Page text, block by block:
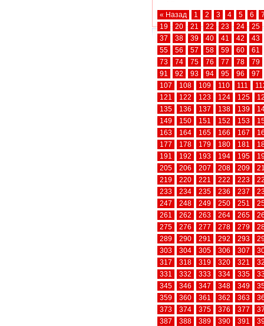
« Назад 1 2 3 4 5 6
19
20 21 22 23 24
25
37
38 39 40 41 42
43
55
56 57 58 59 60
61
73
74 75 76 77 78
79
91
92 93 94 95 96
97
107
108 109 110 111
121
122 123 124 125
135
136 137 138 139
149
150 151 152 153
163
164 165 166 167
177
178 179 180 181
191
192 193 194 195
205
206 207 208 209
219
220 221 222 223
233
234 235 236 237
247
248 249 250 251
261
262 263 264 265
275
276 277 278 279
289
290 291 292 293
303
304 305 306 307
317
318 319 320 321
331
332 333 334 335
345
346 347 348 349
359
360 361 362 363
373
374 375 376 377
387
388 389 390 391